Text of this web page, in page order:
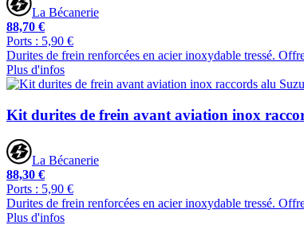
La Bécanerie
88,70 €
Ports : 5,90 €
Durites de frein renforcées en acier inoxydable tressé.
Plus d'infos
Kit durites de frein avant aviation inox
La Bécanerie
88,30 €
Ports : 5,90 €
Durites de frein renforcées en acier inoxydable tressé.
Plus d'infos